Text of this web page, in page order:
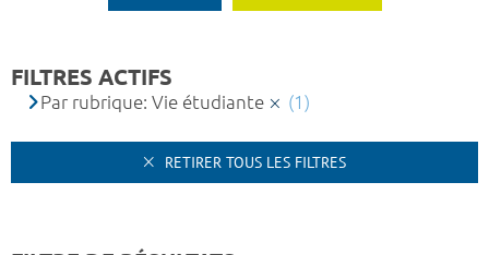
FILTRES ACTIFS
Par rubrique: Vie étudiante (1)
RETIRER TOUS LES FILTRES